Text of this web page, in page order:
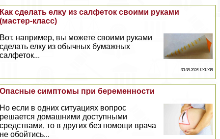
Как сделать елку из салфеток своими руками
(мастер-класс)
Вот, например, вы можете своими руками
сделать елку из обычных бумажных
салфеток...
03 08 2026 11:31:38
Опасные симптомы при беременности
Но если в одних ситуациях вопрос
решается домашними доступными
средствами, то в других без помощи врача
не обойтись...